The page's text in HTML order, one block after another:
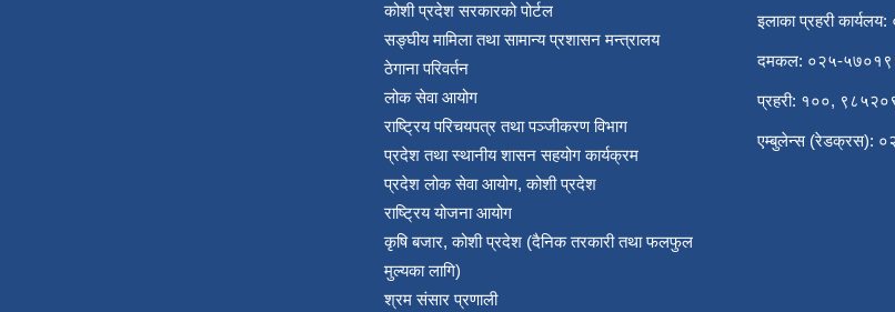
कोशी प्रदेश सरकारको पोर्टल
सङ्‍घीय मामिला तथा सामान्य प्रशासन मन्त्रालय
ठेगाना परिवर्तन
लोक सेवा आयोग
राष्ट्रिय परिचयपत्र तथा पञ्‍जीकरण विभाग
प्रदेश तथा स्थानीय शासन सहयोग कार्यक्रम
प्रदेश लोक सेवा आयोग, कोशी प्रदेश
राष्ट्रिय योजना आयोग
कृषि बजार, कोशी प्रदेश (दैनिक तरकारी तथा फलफुल
मुल्यका लागि)
श्रम संसार प्रणाली
इलाका प्रहरी
दमकल: ०२५-
प्रहरी: १००,
एम्बुलेन्स (रेडक्रस):